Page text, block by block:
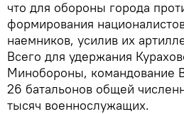
что для обороны города
формирования
наемников, усилив их
Всего для удержания
Минобороны, командование
26 батальонов общей
тысяч военнослужащих.